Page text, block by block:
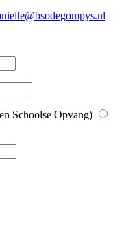
Schoolse Opvang)